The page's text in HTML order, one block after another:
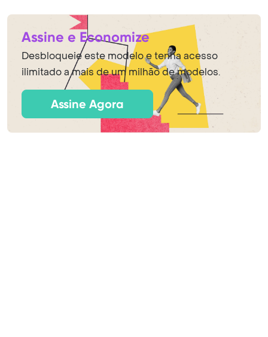
Assine e Economize
Desbloqueie este modelo e tenha acesso
ilimitado a mais de um milhão de modelos.
Assine Agora